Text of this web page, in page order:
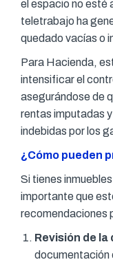
el espacio no esté
teletrabajo ha
quedado vacías o
Para Hacienda,
intensificar el
asegurándose de
rentas imputadas
indebidas por los
¿Cómo pueden
Si tienes
importante que
recomendaciones
Revisión de
documentación